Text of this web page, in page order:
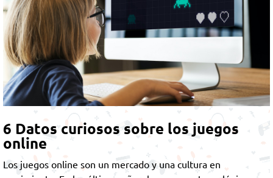
6 Datos curiosos sobre los juegos
online
Los juegos online son un mercado y una cultura en